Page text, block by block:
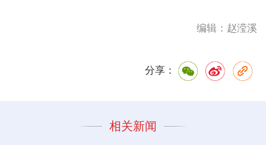
编辑：赵滢溪
分享：
相关新闻